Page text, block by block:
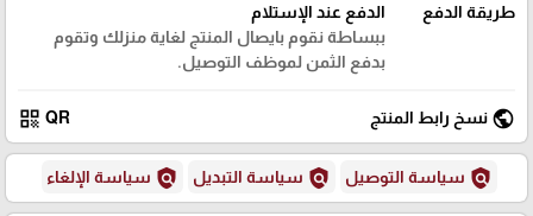
طريقة الدفع
الدفع عند الإستلام
ببساطة نقوم بايصال المنتج لغاية منزلك وتقوم
بدفع الثمن لموظف التوصيل.
public نسخ رابط المنتج QR
qr_code
policy سياسة التوصيل policy سياسة التبديل policy سياسة الإلغاء